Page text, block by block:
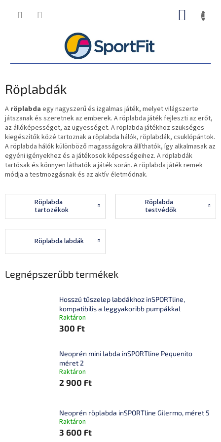
KOSÁR
Röplabdák
A röplabda egy nagyszerű és izgalmas játék, melyet világszerte
játszanak és szeretnek az emberek. A röplabda játék fejleszti az erőt,
az állóképességet, az ügyességet. A röplabda játékhoz szükséges
kiegészítők közé tartoznak a röplabda hálók, röplabdák, csuklópántok.
A röplabda hálók különböző magasságokra állíthatók, így alkalmasak az
egyéni igényekhez és a játékosok képességeihez. A röplabdák
tartósak és könnyen láthatók a játék során. A röplabda játék remek
módja a testmozgásnak és az aktív életmódnak.
Röplabda
tartozékok
Röplabda
testvédők
Röplabda labdák
Legnépszerűbb termékek
Hosszú tűszelep labdákhoz inSPORTline,
kompatibilis a leggyakoribb pumpákkal
Raktáron
300 Ft
Neoprén mini labda inSPORTline Pequenito
méret 2
Raktáron
2 900 Ft
Neoprén röplabda inSPORTline Gilermo, méret 5
Raktáron
3 600 Ft